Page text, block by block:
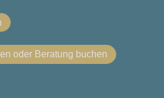
für die RONDO MLC 4.0?
oder Beratung buchen